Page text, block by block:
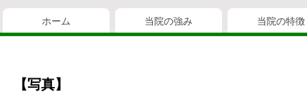
ホーム 当院の強み 当院の特徴
【写真】